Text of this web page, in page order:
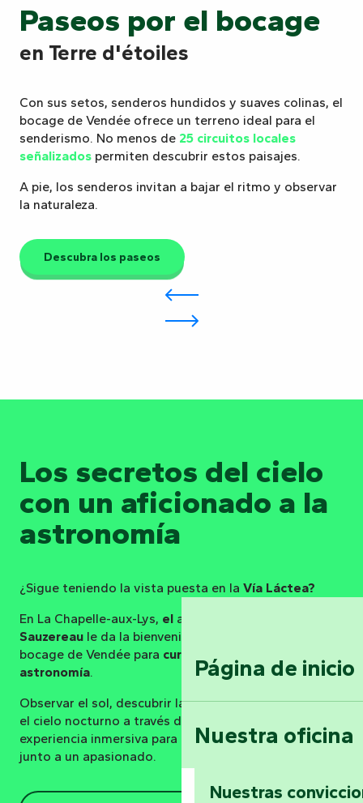
Página de inicio
Nuestra oficina
Nuestras
Paseos por el bocage
en Terre d'étoiles
Con sus setos, senderos hundidos y suaves colinas, el
bocage de Vendée ofrece un terreno ideal para el
senderismo. No menos de 25 circuitos locales
señalizados permiten descubrir estos paisajes.
A pie, los senderos invitan a bajar el ritmo y observar
la naturaleza.
Descubra los paseos
Los secretos del cielo
con un aficionado a la
astronomía
¿Sigue teniendo la vista puesta en la Vía Láctea?
En La Chapelle-aux-Lys, el astrofotógrafo
Sauzereau le da la bienvenida a su observatorio en el
bocage de Vendée para cursos y veladas de
astronomía.
Observar el sol, descubrir las constelaciones, explorar
el cielo nocturno a través de un telescopio… una
experiencia inmersiva para aprender a leer el universo
junto a un apasionado.